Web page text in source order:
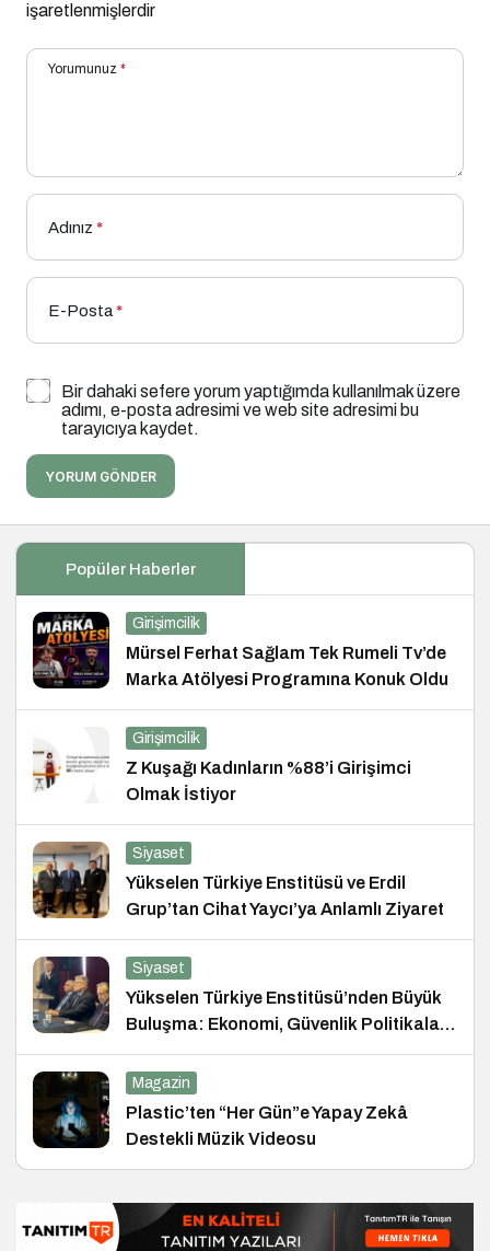
işaretlenmişlerdir
Yorumunuz *
Adınız *
E-Posta*
Bir dahaki sefere yorum yaptığımda kullanılmak üzere
adımı, e-posta adresimi ve web site adresimi bu
tarayıcıya kaydet.
YORUM GÖNDER
Popüler Haberler
Girişimcilik
Mürsel Ferhat Sağlam Tek Rumeli Tv’de
Marka Atölyesi Programına Konuk Oldu
Girişimcilik
Z Kuşağı Kadınların %88’i Girişimci
Olmak İstiyor
Siyaset
Yükselen Türkiye Enstitüsü ve Erdil
Grup’tan Cihat Yaycı’ya Anlamlı Ziyaret
Siyaset
Yükselen Türkiye Enstitüsü’nden Büyük
Buluşma: Ekonomi, Güvenlik Politikaları
ve Hukuk Konferansı
Magazin
Plastic’ten “Her Gün”e Yapay Zekâ
Destekli Müzik Videosu